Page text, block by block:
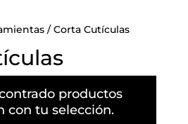
/ Corta Cutículas
productos
con tu selección.